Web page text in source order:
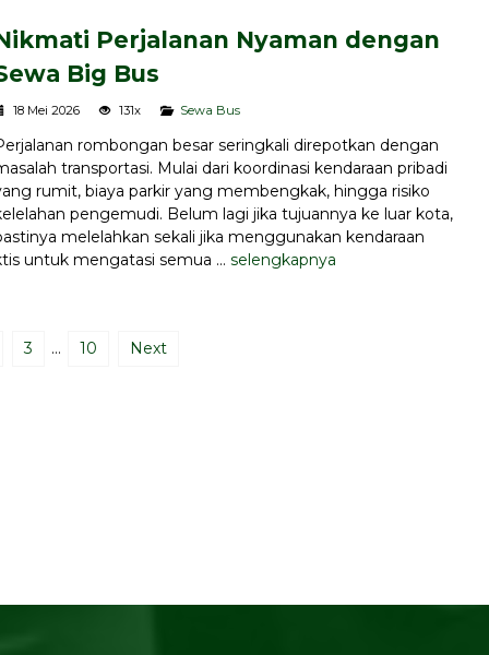
Perjalanan Nyaman dengan
Big Bus
18 Mei 2026 131x Sewa Bus
rombongan besar seringkali direpotkan dengan
transportasi. Mulai dari koordinasi kendaraan pribadi
rumit, biaya parkir yang membengkak, hingga risiko
pengemudi. Belum lagi jika tujuannya ke luar kota,
melelahkan sekali jika menggunakan kendaraan
untuk mengatasi semua ... selengkapnya
3 … 10 Next